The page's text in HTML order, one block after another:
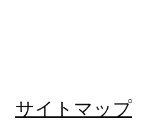
サイトマップ